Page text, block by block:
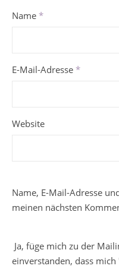
Name *
E-Mail-Adresse *
Website
Name, E-Mail-Adresse
meinen nächsten
Ja, füge mich zu der
einverstanden, dass